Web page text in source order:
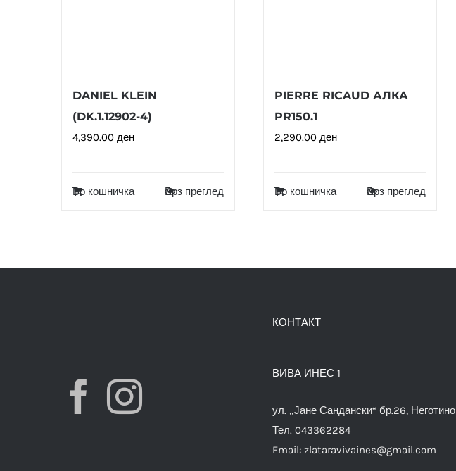
DANIEL KLEIN
(DK.1.12902-4)
4,390.00 ден
Во кошничка Брз преглед
PIERRE RICAUD АЛКА
PR150.1
2,290.00 ден
Во кошничка Брз преглед
КОНТАКТ
ВИВА ИНЕС 1
ул. „Јане Сандански“ бр.26, Неготино
Тел. 043362284
Email: zlataravivaines@gmail.com